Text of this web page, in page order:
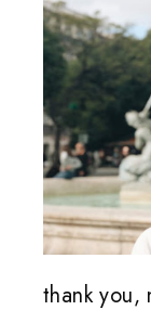
thank you,